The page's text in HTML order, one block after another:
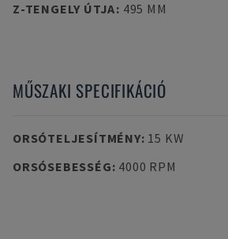
Z-TENGELY ÚTJA: 495 MM
MŰSZAKI SPECIFIKÁCIÓ
ORSÓTELJESÍTMÉNY: 15 KW
ORSÓSEBESSÉG: 4000 RPM